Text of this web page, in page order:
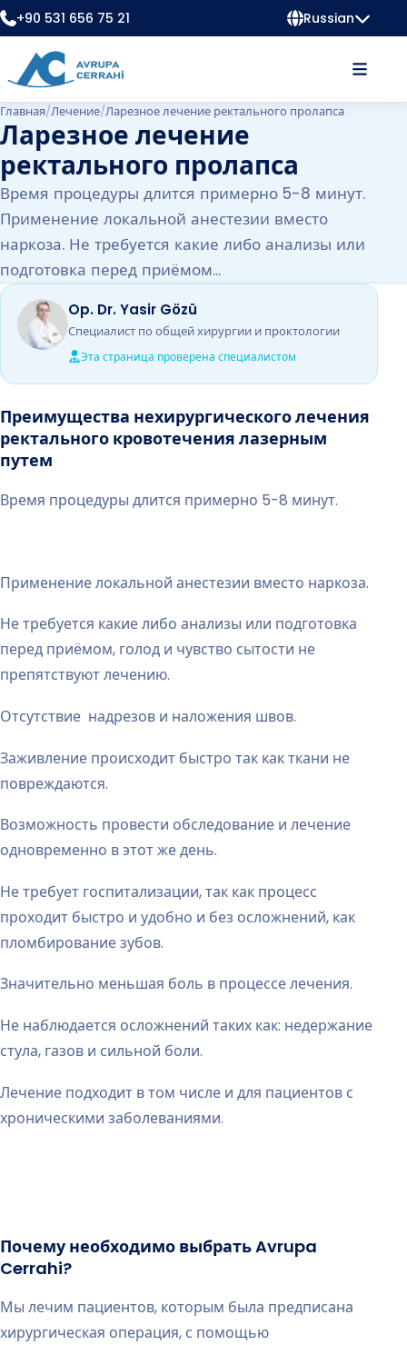
+90 531 656 75 21 Russian
Главная/Лечение/Ларезное лечение ректального пролапса
Ларезное лечение
ректального пролапса
Время процедуры длится примерно 5-8 минут.
Применение локальной анестезии вместо
наркоза. Не требуется какие либо анализы или
подготовка перед приёмом...
Op. Dr. Yasir Gözü
Специалист по общей хирургии и проктологии
Эта страница проверена специалистом
Преимущества нехирургического лечения
ректального кровотечения лазерным
путем
Время процедуры длится примерно 5-8 минут.
Применение локальной анестезии вместо наркоза.
Не требуется какие либо анализы или подготовка
перед приёмом, голод и чувство сытости не
препятствуют лечению.
Отсутствие надрезов и наложения швов.
Заживление происходит быстро так как ткани не
повреждаются.
Возможность провести обследование и лечение
одновременно в этот же день.
Не требует госпитализации, так как процесс
проходит быстро и удобно и без осложнений, как
пломбирование зубов.
Значительно меньшая боль в процессе лечения.
Не наблюдается осложнений таких как: недержание
стула, газов и сильной боли.
Лечение подходит в том числе и для пациентов с
хроническими заболеваниями.
Почему необходимо выбрать Avrupa
Cerrahi?
Мы лечим пациентов, которым была предписана
хирургическая операция, с помощью